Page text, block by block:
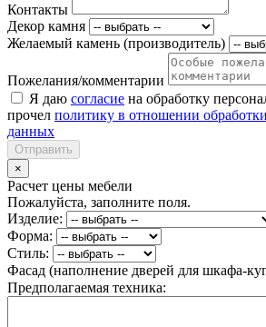
Контакты
Декор камня
Желаемый камень (производитель)
Пожелания/комментарии
Я даю согласие на обработку
прочел политику в отношении
данных
Отправить
×
Расчет цены мебели
Пожалуйста, заполните поля.
Изделие:
Форма:
Стиль:
Фасад (наполнение дверей для шкафа-
Предполагаемая техника: